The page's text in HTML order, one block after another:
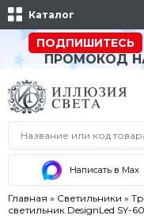
Каталог
ПОДПИШИТЕСЬ
ПРОМОКОД
Написать в Max
Главная » Светильники »
светильник DesignLed SY-